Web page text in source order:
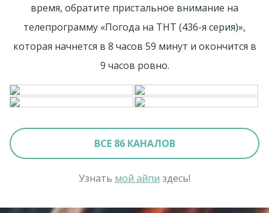
время, обратите пристальное внимание на
телепрограмму «Погода на ТНТ (436-я серия)»,
которая начнется в 8 часов 59 минут и окончится в
9 часов ровно.
ВСЕ 86 КАНАЛОВ
Узнать мой айпи здесь!